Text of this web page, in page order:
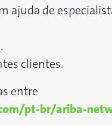
ajuda de
clientes.
entre
pt-br/ariba-